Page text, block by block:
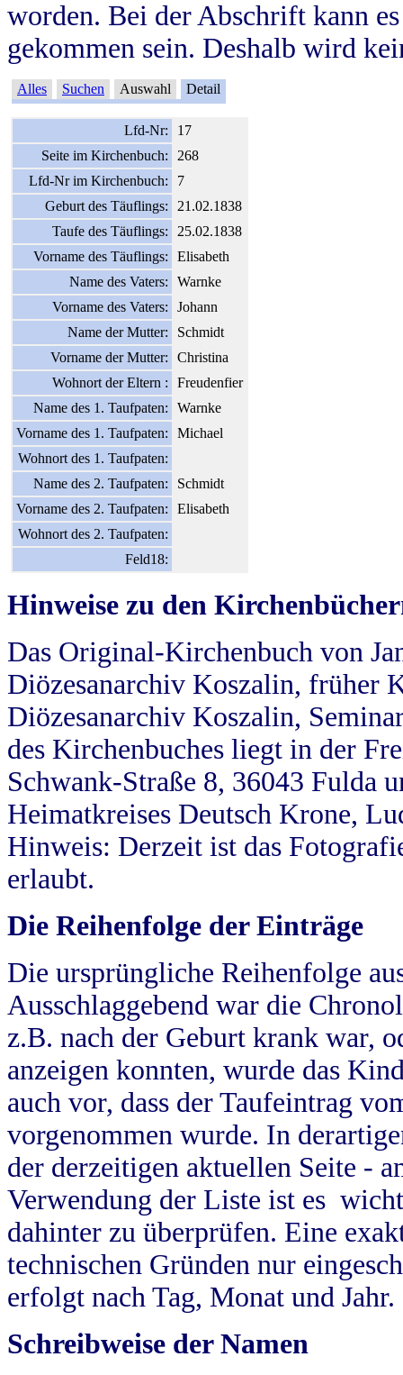
worden. Bei der Abschrift kann
gekommen sein. Deshalb wird
Alles Suchen Auswahl Detail
Lfd-Nr:
17
Seite im Kirchenbuch:
268
Lfd-Nr im Kirchenbuch:
7
Geburt des Täuflings:
21.02.1838
Taufe des Täuflings:
25.02.1838
Vorname des Täuflings:
Elisabeth
Name des Vaters:
Warnke
Vorname des Vaters:
Johann
Name der Mutter:
Schmidt
Vorname der Mutter:
Christina
Wohnort der Eltern :
Freudenfier
Name des 1. Taufpaten:
Warnke
Vorname des 1. Taufpaten:
Michael
Wohnort des 1. Taufpaten:
Name des 2. Taufpaten:
Schmidt
Vorname des 2. Taufpaten:
Elisabeth
Wohnort des 2. Taufpaten:
Feld18:
Hinweise zu den
Das Original-Kirchenbuch von
Diözesanarchiv Koszalin, früher
Diözesanarchiv Koszalin,
des Kirchenbuches liegt in der
Schwank-Straße 8, 36043 Fulda
Heimatkreises Deutsch Krone,
Hinweis: Derzeit ist das
erlaubt.
Die Reihenfolge der Einträge
Die ursprüngliche Reihenfolge
Ausschlaggebend war die
z.B. nach der Geburt krank war,
anzeigen konnten, wurde das
auch vor, dass der Taufeintrag
vorgenommen wurde. In
der derzeitigen aktuellen Seite -
Verwendung der Liste ist es
dahinter zu überprüfen. Eine
technischen Gründen nur
erfolgt nach Tag, Monat und Jahr.
Schreibweise der Namen